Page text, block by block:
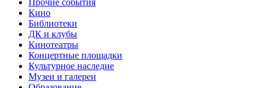
Прочие события
Кино
Библиотеки
ДК и клубы
Кинотеатры
Концертные площадки
Культурное наследие
Музеи и галереи